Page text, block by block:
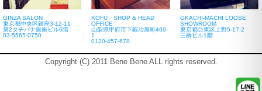
GINZA SALON
東京都中央区銀座3-12-11
第2タチバナ銀座ビル6階
03-5565-0750
KOFU SHOP & HEAD
OFFICE
山梨県甲府市下鍛冶屋町469-
1
0120-457-678
OKACHI-MACHI LOOSE
SHOWROOM
東京都台東区上野5-17-2
三橋ビル1階
Copyright (C) 2011 Bene Bene ALL rights reserved.